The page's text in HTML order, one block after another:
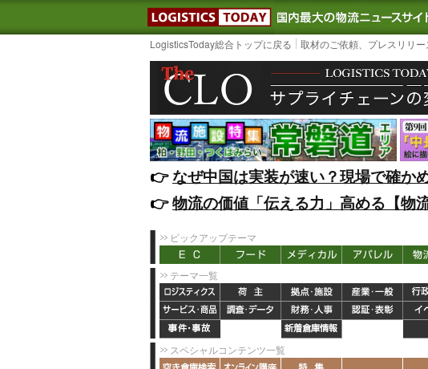
LOGISTICS TODAY｜国
LogisticsToday総合トップに戻る 取材のご依頼、プレスリリ
👉️なぜ中国は実装が速い？現場で確か
👉️物流の価値「伝える力」高める【物
ピックアップテーマ
テーマ一覧
スペシャルコンテンツ一覧